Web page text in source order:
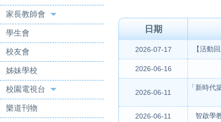
家長教師會
學生會
校友會
姊妹學校
校園電視台
樂道刊物
日期
2026-07-17 【活動
2026-06-16
2026-06-11
「新時
2026-06-11 智啟學